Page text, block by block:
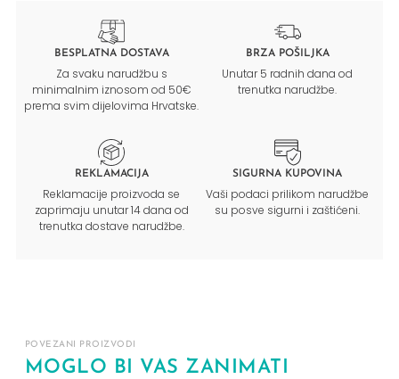
BESPLATNA DOSTAVA
Za svaku narudžbu s
minimalnim iznosom od 50€
prema svim dijelovima Hrvatske.
BRZA POŠILJKA
Unutar 5 radnih dana od
trenutka narudžbe.
REKLAMACIJA
Reklamacije proizvoda se
zaprimaju unutar 14 dana od
trenutka dostave narudžbe.
SIGURNA KUPOVINA
Vaši podaci prilikom narudžbe
su posve sigurni i zaštićeni.
POVEZANI PROIZVODI
MOGLO BI VAS ZANIMATI